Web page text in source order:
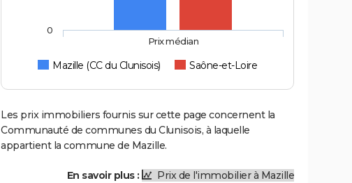
Mazille (CC du Clunisois) Saône-et-Loire
Prix médian
0
Les prix immobiliers fournis sur cette page concernent la
Communauté de communes du Clunisois, à laquelle
appartient la commune de Mazille.
En savoir plus : Prix de l'immobilier à Mazille